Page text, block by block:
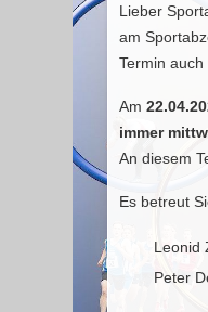
Lieber
am
Termin
Am
immer
An diesem
Es betreut
Leonid
Peter